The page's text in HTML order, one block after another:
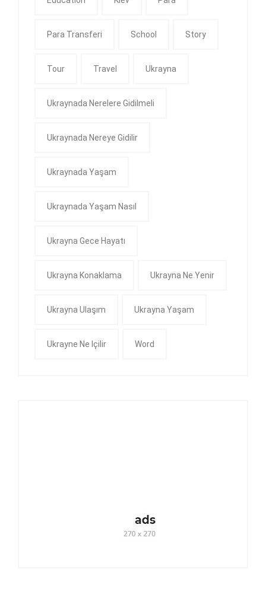
Para Transferi School Story
Tour Travel Ukrayna
Ukraynada Nerelere Gidilmeli
Ukraynada Nereye Gidilir
Ukraynada Yaşam
Ukraynada Yaşam Nasıl
Ukrayna Gece Hayatı
Ukrayna Konaklama Ukrayna Ne Yenir
Ukrayna Ulaşım Ukrayna Yaşam
Ukrayne Ne Içilir Word